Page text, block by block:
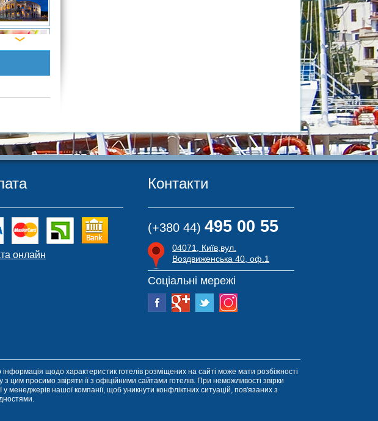
онлайн
Контакти
(+380 44) 495 00 55
04071, Київ,вул.
Воздвиженська 40, оф.1
Соціальні мережі
інформація щодо характеристик готелів розміщених на сайті може мати розбіжності
цим просимо звіряти її з офіційними сайтами готелів. При неможливості звірки
у менеджерів нашої компанії, щоб уникнути конфліктних ситуацій, пов'язаних з